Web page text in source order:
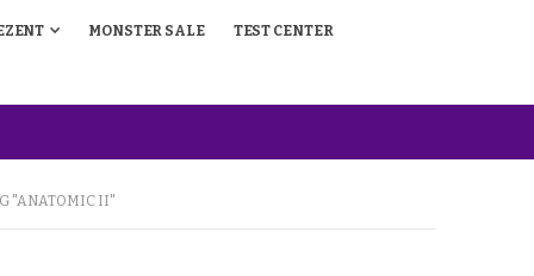
MONSTER SALE TEST CENTER
"ANATOMIC II"